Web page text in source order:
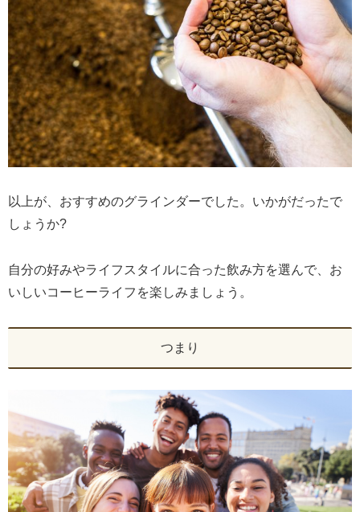
以上が、おすすめのグラインダーでした。いかがだったで
しょうか?
自分の好みやライフスタイルに合った飲み方を選んで、お
いしいコーヒーライフを楽しみましょう。
つまり